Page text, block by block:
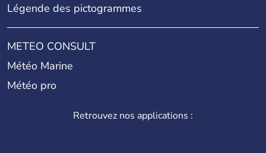
Légende des pictogrammes
METEO CONSULT
Météo Marine
Météo pro
Retrouvez nos applications :